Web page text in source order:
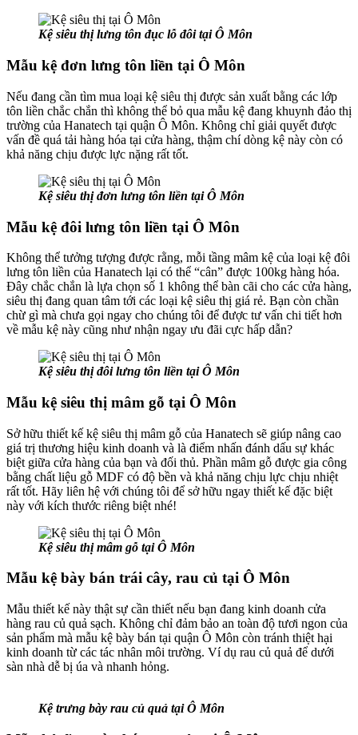
Kệ siêu thị lưng tôn đục lỗ đôi tại Ô Môn
Mẫu kệ đơn lưng tôn liền tại Ô Môn
Nếu đang cần tìm mua loại kệ siêu thị được sản xuất bằng các lớp
tôn liền chắc chắn thì không thể bỏ qua mẫu kệ đang khuynh đảo thị
trường của Hanatech tại quận Ô Môn. Không chỉ giải quyết được
vấn đề quá tải hàng hóa tại cửa hàng, thậm chí dòng kệ này còn có
khả năng chịu được lực nặng rất tốt.
Kệ siêu thị đơn lưng tôn liền tại Ô Môn
Mẫu kệ đôi lưng tôn liền tại Ô Môn
Không thể tưởng tượng được rằng, mỗi tầng mâm kệ của loại kệ đôi
lưng tôn liền của Hanatech lại có thể “cân” được 100kg hàng hóa.
Đây chắc chắn là lựa chọn số 1 không thể bàn cãi cho các cửa hàng,
siêu thị đang quan tâm tới các loại kệ siêu thị giá rẻ. Bạn còn chần
chừ gì mà chưa gọi ngay cho chúng tôi để được tư vấn chi tiết hơn
về mẫu kệ này cũng như nhận ngay ưu đãi cực hấp dẫn?
Kệ siêu thị đôi lưng tôn liền tại Ô Môn
Mẫu kệ siêu thị mâm gỗ tại Ô Môn
Sở hữu thiết kế kệ siêu thị mâm gỗ của Hanatech sẽ giúp nâng cao
giá trị thương hiệu kinh doanh và là điểm nhấn đánh dấu sự khác
biệt giữa cửa hàng của bạn và đối thủ. Phần mâm gỗ được gia công
bằng chất liệu gỗ MDF có độ bền và khả năng chịu lực chịu nhiệt
rất tốt. Hãy liên hệ với chúng tôi để sở hữu ngay thiết kế đặc biệt
này với kích thước riêng biệt nhé!
Kệ siêu thị mâm gỗ tại Ô Môn
Mẫu kệ bày bán trái cây, rau củ tại Ô Môn
Mẫu thiết kế này thật sự cần thiết nếu bạn đang kinh doanh cửa
hàng rau củ quả sạch. Không chỉ đảm bảo an toàn độ tươi ngon của
sản phẩm mà mẫu kệ bày bán tại quận Ô Môn còn tránh thiệt hại
kinh doanh từ các tác nhân môi trường. Ví dụ rau củ quả để dưới
sàn nhà dễ bị úa và nhanh hỏng.
Kệ trưng bày rau củ quả tại Ô Môn